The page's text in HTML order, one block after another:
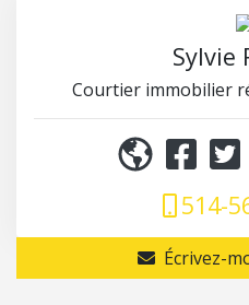
Sylvie
Courtier immobilier
514-
Écrivez-